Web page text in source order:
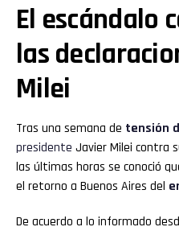
El escándalo
las
Milei
Tras una semana de tensión
presidente Javier Milei contra
las últimas horas se conoció
el retorno a Buenos Aires del
De acuerdo a lo informado